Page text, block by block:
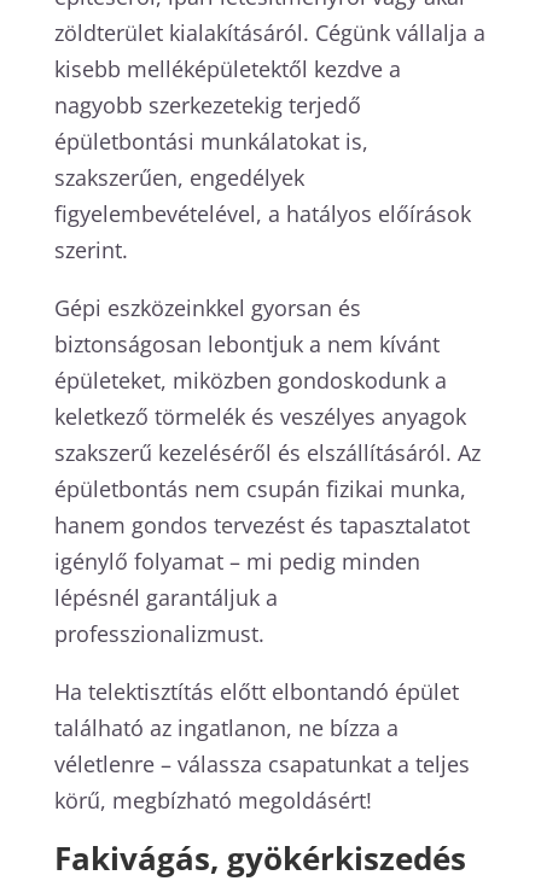
zöldterület kialakításáról. Cégünk vállalja a
kisebb melléképületektől kezdve a
nagyobb szerkezetekig terjedő
épületbontási munkálatokat is,
szakszerűen, engedélyek
figyelembevételével, a hatályos előírások
szerint.
Gépi eszközeinkkel gyorsan és
biztonságosan lebontjuk a nem kívánt
épületeket, miközben gondoskodunk a
keletkező törmelék és veszélyes anyagok
szakszerű kezeléséről és elszállításáról. Az
épületbontás nem csupán fizikai munka,
hanem gondos tervezést és tapasztalatot
igénylő folyamat – mi pedig minden
lépésnél garantáljuk a
professzionalizmust.
Ha telektisztítás előtt elbontandó épület
található az ingatlanon, ne bízza a
véletlenre – válassza csapatunkat a teljes
körű, megbízható megoldásért!
Fakivágás, gyökérkiszedés